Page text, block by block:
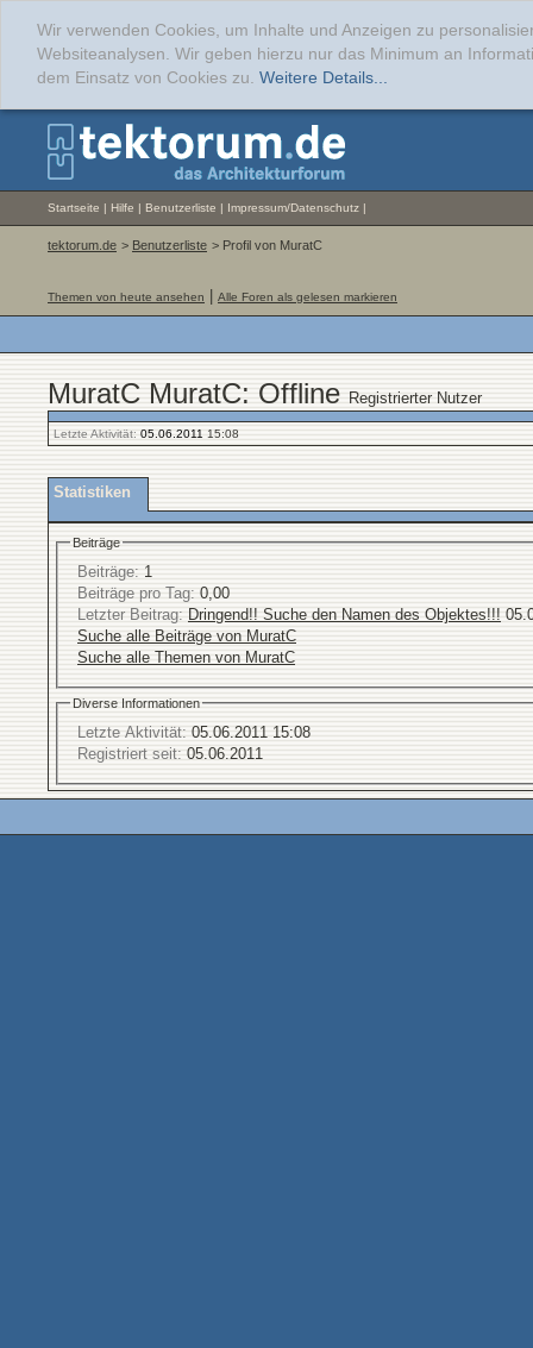
Wir verwenden Cookies, um Inhalte und Anzeigen zu
Websiteanalysen. Wir geben hierzu nur das Minimum an
dem Einsatz von Cookies zu. Weitere Details...
Startseite | Hilfe | Benutzerliste | Impressum/Datenschutz |
tektorum.de > Benutzerliste > Profil von MuratC
Themen von heute ansehen Alle Foren als gelesen markieren
MuratC MuratC: Offline Registrierter Nutzer
Letzte Aktivität: 05.06.2011 15:08
Statistiken
Beiträge
Beiträge: 1
Beiträge pro Tag: 0,00
Letzter Beitrag: Dringend!! Suche den Namen des Objektes!!!
Suche alle Beiträge von MuratC
Suche alle Themen von MuratC
Diverse Informationen
Letzte Aktivität: 05.06.2011 15:08
Registriert seit: 05.06.2011